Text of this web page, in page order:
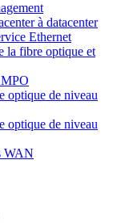
à datacenter
Ethernet
la fibre optique et
MPO
optique de niveau
optique de niveau
WAN